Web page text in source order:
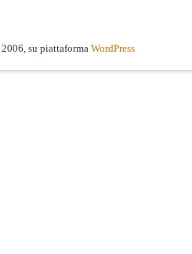
2006, su piattaforma WordPress